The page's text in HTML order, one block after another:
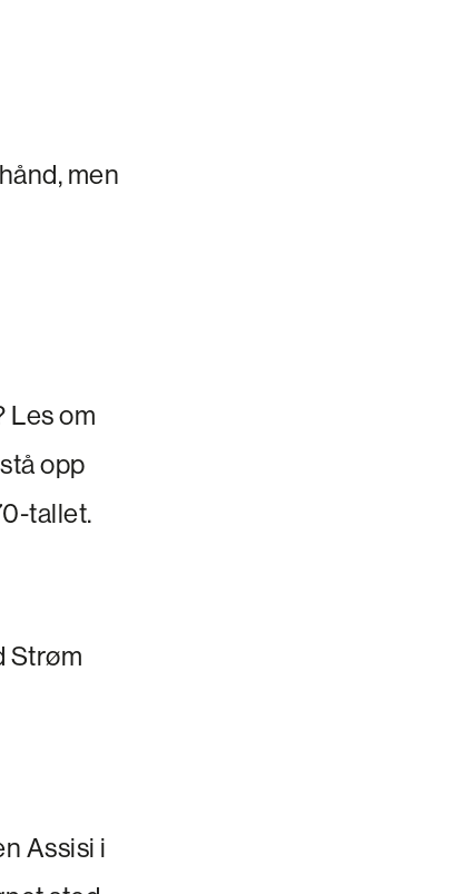
men
Les om
opp
tallet.
Strøm
Assisi i